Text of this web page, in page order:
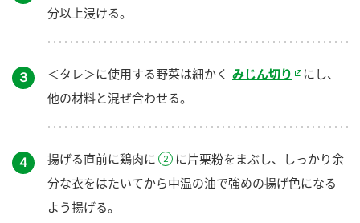
分以上浸ける。
３ ＜タレ＞に使用する野菜は細かく みじん切り
にし、
他の材料と混ぜ合わせる。
４ 揚げる直前に鶏肉に
に片栗粉をまぶし、しっかり余
分な衣をはたいてから中温の油で強めの揚げ色になる
よう揚げる。